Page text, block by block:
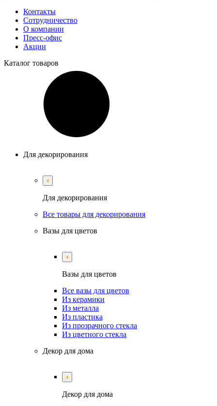
Контакты
Сотрудничество
О компании
Пресс-офис
Акции
Каталог товаров
Для декорирования
Для декорирования
Все товары для декорирования
Вазы для цветов
Вазы для цветов
Все вазы для цветов
Из керамики
Из металла
Из пластика
Из прозрачного стекла
Из цветного стекла
Декор для дома
Декор для дома